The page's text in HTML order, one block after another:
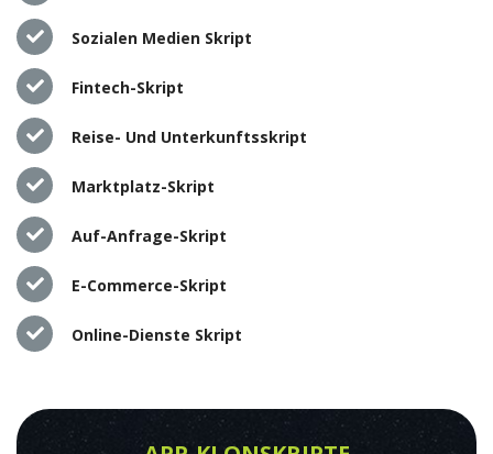
Sozialen Medien Skript
Fintech-Skript
Reise- Und Unterkunftsskript
Marktplatz-Skript
Auf-Anfrage-Skript
E-Commerce-Skript
Online-Dienste Skript